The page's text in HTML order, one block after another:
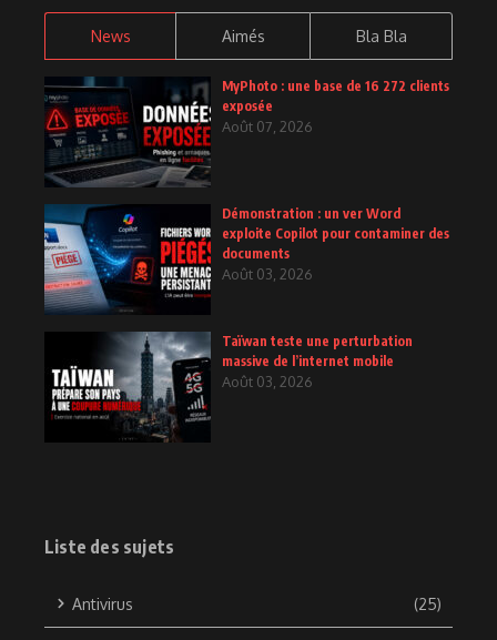
News Aimés Bla Bla
MyPhoto : une base de 16 272 clients
exposée
Août 07, 2026
Démonstration : un ver Word
exploite Copilot pour contaminer des
documents
Août 03, 2026
Taïwan teste une perturbation
massive de l’internet mobile
Août 03, 2026
Liste des sujets
Antivirus (25)